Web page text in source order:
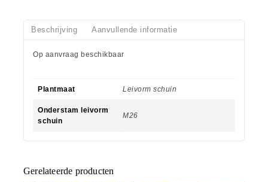
Beschrijving Aanvullende informatie
Op aanvraag beschikbaar
Plantmaat Leivorm schuin
Onderstam leivorm
schuin
M26
Gerelateerde producten